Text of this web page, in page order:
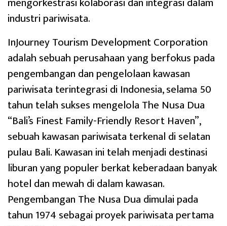
industri pariwisata.
InJourney Tourism Development Corporation
adalah sebuah perusahaan yang berfokus pada
pengembangan dan pengelolaan kawasan
pariwisata terintegrasi di Indonesia, selama 50
tahun telah sukses mengelola The Nusa Dua
“Bali’s Finest Family-Friendly Resort Haven”,
sebuah kawasan pariwisata terkenal di selatan
pulau Bali. Kawasan ini telah menjadi destinasi
liburan yang populer berkat keberadaan banyak
hotel dan mewah di dalam kawasan.
Pengembangan The Nusa Dua dimulai pada
tahun 1974 sebagai proyek pariwisata pertama